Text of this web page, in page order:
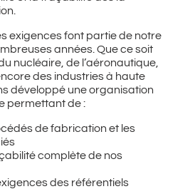
exigences font partie de notre
années. Que ce soit
nucléaire, de l’aéronautique,
des industries à haute
développé une organisation
permettant de :
de fabrication et les
complète de nos
des référentiels